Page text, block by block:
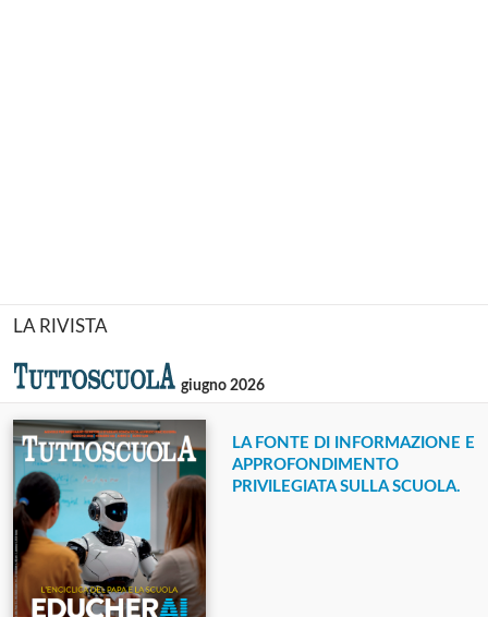
LA RIVISTA
giugno 2026
LA FONTE DI INFORMAZIONE E
APPROFONDIMENTO
PRIVILEGIATA SULLA SCUOLA.